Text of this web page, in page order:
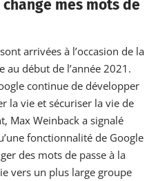
mes mots de
arrivées à l’occasion de la
au début de l’année 2021.
continue de développer
la vie et sécuriser la vie de
Max Weinback a signalé
fonctionnalité de Google
des mots de passe à la
vers un plus large groupe